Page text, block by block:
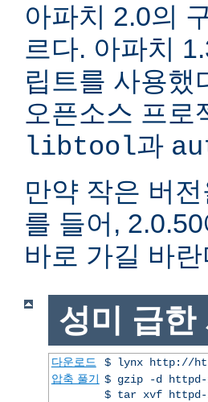
아파치 2.0의
르다. 아파치
립트를 사용했
오픈소스 프로
libtool과
만약 작은 버
를 들어,
바로 가길 바란
성미 급한
다운로드
$ lynx http://
압축 풀기 $ gzip -d httpd-
$ tar xvf httpd-